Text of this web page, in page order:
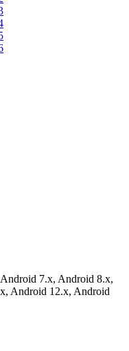
7.x, Android 8.x,
Android 12.x, Android